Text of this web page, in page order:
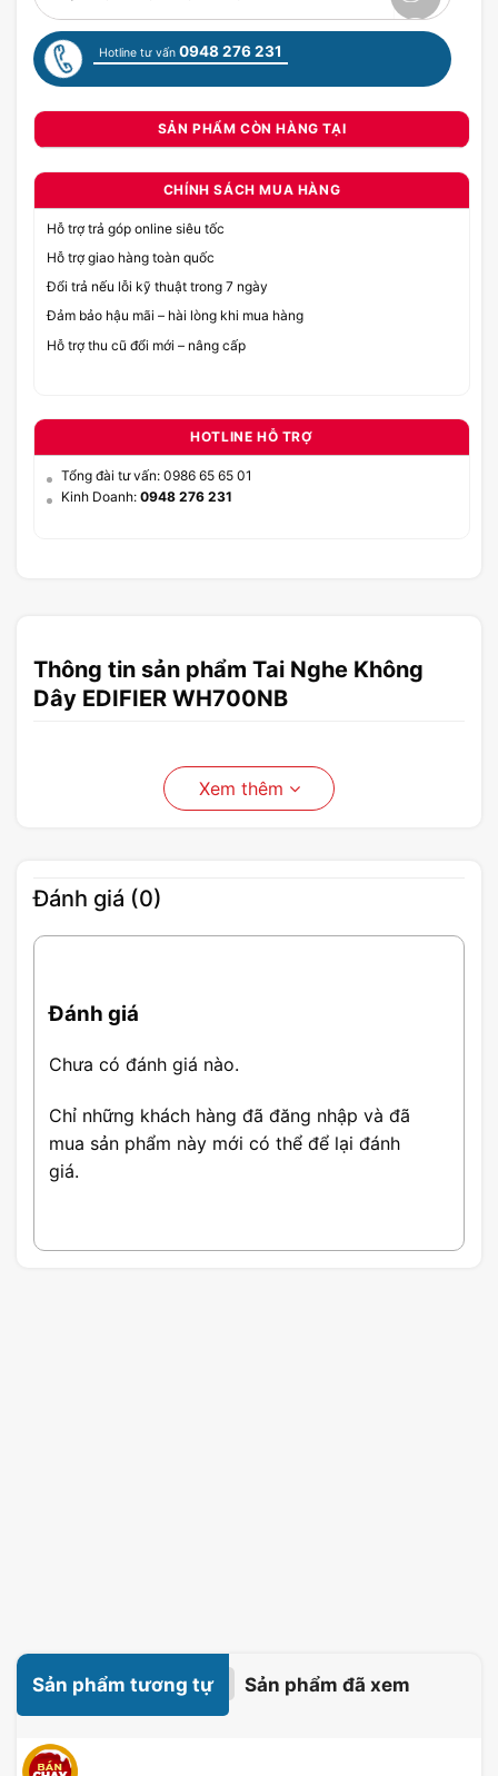
Hotline tư vấn 0948 276 231
SẢN PHẨM CÒN HÀNG TẠI
CHÍNH SÁCH MUA HÀNG
Hỗ trợ trả góp online siêu tốc
Hỗ trợ giao hàng toàn quốc
Đổi trả nếu lỗi kỹ thuật trong 7 ngày
Đảm bảo hậu mãi – hài lòng khi mua hàng
Hỗ trợ thu cũ đổi mới – nâng cấp
HOTLINE HỖ TRỢ
Tổng đài tư vấn: 0986 65 65 01
Kinh Doanh: 0948 276 231
Thông tin sản phẩm Tai Nghe Không
Dây EDIFIER WH700NB
Xem thêm
Đánh giá (0)
Đánh giá
Chưa có đánh giá nào.
Chỉ những khách hàng đã đăng nhập và đã
mua sản phẩm này mới có thể để lại đánh
giá.
Sản phẩm tương tự Sản phẩm đã xem